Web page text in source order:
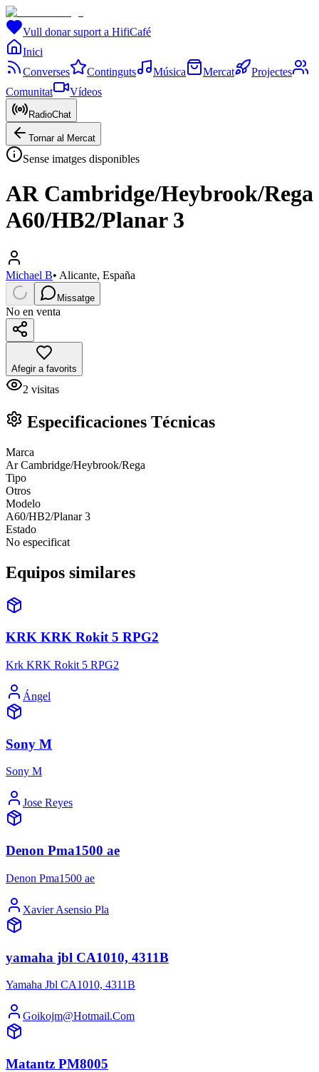
Vull donar suport a HifiCafé
Inici
Converses
Continguts Música Mercat
Projectes
Comunitat
Vídeos
RadioChat
Tornar al Mercat
Sense imatges disponibles
AR Cambridge/Heybrook/Rega
A60/HB2/Planar 3
Michael B• Alicante, España
Missatge
No en venta
Afegir a favorits
2 visitas
Especificaciones Técnicas
Marca
Ar Cambridge/Heybrook/Rega
Tipo
Otros
Modelo
A60/HB2/Planar 3
Estado
No especificat
Equipos similares
KRK KRK Rokit 5 RPG2
Krk KRK Rokit 5 RPG2
Ángel
Sony M
Sony M
Jose Reyes
Denon Pma1500 ae
Denon Pma1500 ae
Xavier Asensio Pla
yamaha jbl CA1010, 4311B
Yamaha Jbl CA1010, 4311B
Goikojm@Hotmail.Com
Matantz PM8005